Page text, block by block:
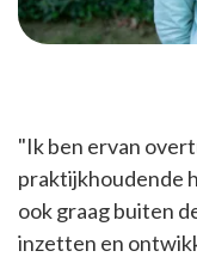
"Ik ben ervan
praktijkhoudende
ook graag buiten
inzetten en